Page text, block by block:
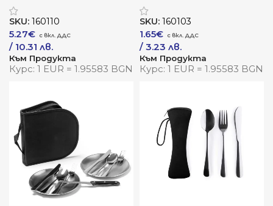
стартер“
SKU: 160110
5.27€
/ 10.31 лв.
Към Продукта
Курс: 1 EUR = 1.95583 BGN
SKU: 160103
1.65€
/ 3.23 лв.
Към Продукта
Курс: 1 EUR = 1.95583 BGN